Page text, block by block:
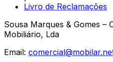
Livro de Reclamações
Sousa Marques & Gomes –
Mobiliário, Lda
Email: